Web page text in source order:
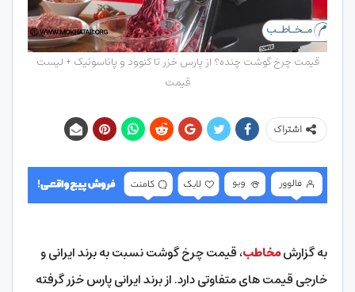
قیمت چرخ‌ گوشت چنده؟ از پارس خزر تا کنوود و پاناسونیک + لیست
قیمت
اشتراک
به گزارشمخاطب، قیمت چرخ گوشت نسبت به برند ایرانی و
خارجی قیمت های متفاوتی دارد. از برند ایرانی پارس خزر گرفته